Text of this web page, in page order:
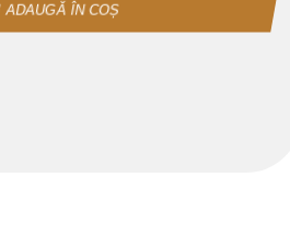
ADAUGĂ ÎN COȘ